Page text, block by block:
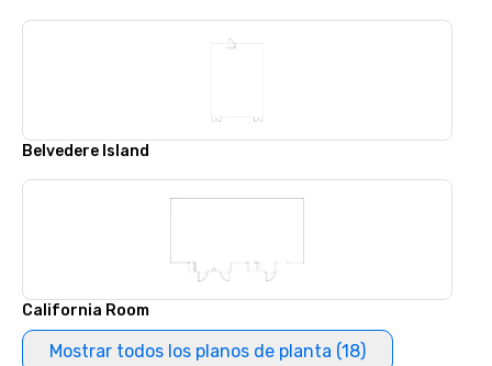
Belvedere Island
California Room
Mostrar todos los planos de planta (18)